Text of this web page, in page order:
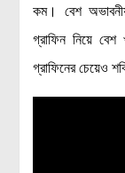
কম। বেশ
গ্রাফিন নিয়ে
গ্রাফিনের চেয়েও